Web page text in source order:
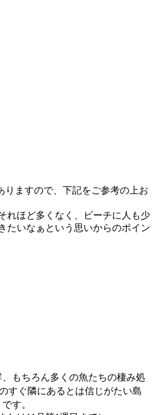
りますので、下記をご参考の上お
れほど多くなく、ビーチに人も少
たいなぁという思いからのポイン
もちろん多くの魚たちの棲み処
すぐ隣にあるとは信じがたい島
です。